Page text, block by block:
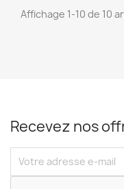
Affichage 1-10 de 10
Recevez nos